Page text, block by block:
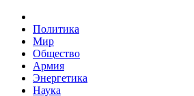
Политика
Мир
Общество
Армия
Энергетика
Наука